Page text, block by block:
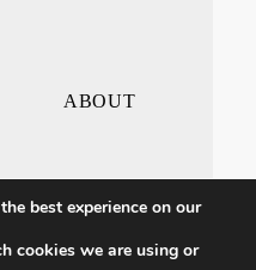
ABOUT
best experience on our
cookies we are using or